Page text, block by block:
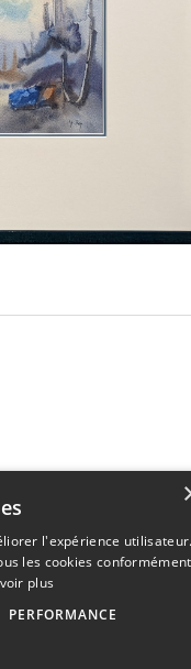
l'expérience
les cookies conformément
plus
PERFORMANCE